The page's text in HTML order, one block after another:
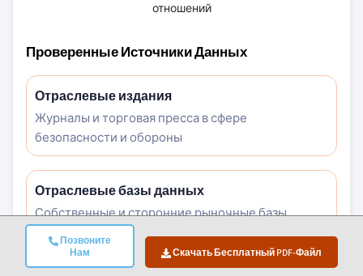
Позвоните
Нам
Скачать Бесплатный PDF-Файл
отношений
Проверенные Источники Данных
Отраслевые издания
Журналы и торговая пресса в сфере
безопасности и обороны
Отраслевые базы данных
Собственные и сторонние рыночные базы